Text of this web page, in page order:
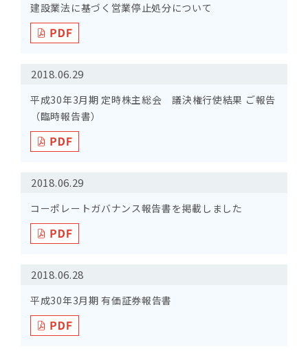
建設業法に基づく営業停止処分について
2018.06.29
平成30年3月期 定時株主総会 議決権行使結果 ご報告
（臨時報告書）
2018.06.29
コーポレートガバナンス報告書を掲載しました
2018.06.28
平成30年3月期 有価証券報告書